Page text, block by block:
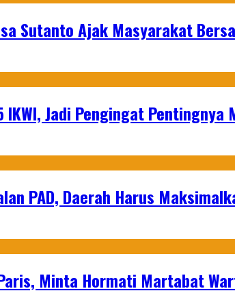
Sutanto Ajak Masyarakat
IKWI, Jadi Pengingat
PAD, Daerah Harus
Minta Hormati Martabat